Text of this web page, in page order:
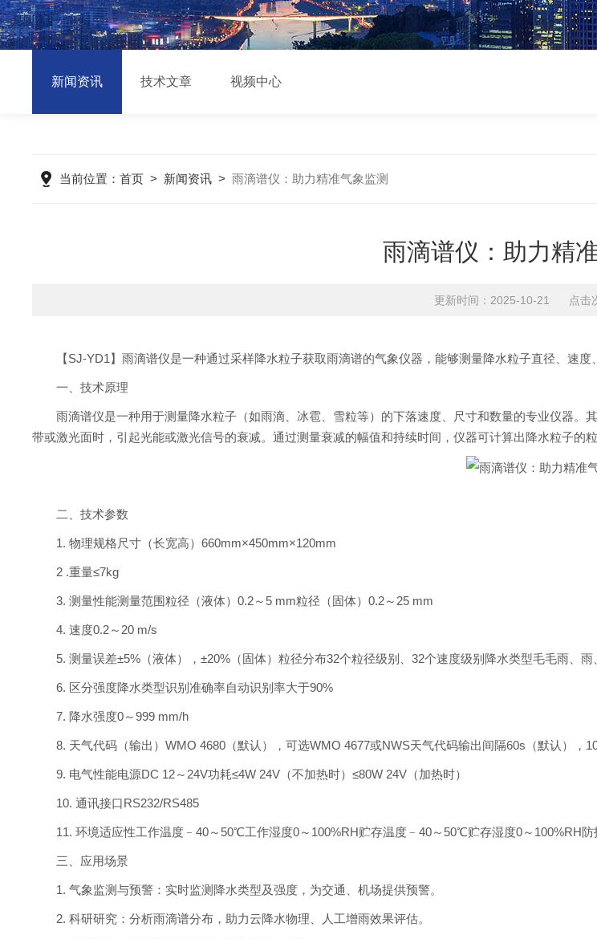
新闻资讯 技术文章 视频中心
当前位置：首页 > 新闻资讯 >雨滴谱仪：助力精准气象监测
雨滴谱仪：助力精
更新时间：2025-10-21 点击
【SJ-YD1】雨滴谱仪是一种通过采样降水粒子获取雨滴谱的气象仪器，能够测量降水粒子直径、速
一、技术原理
雨滴谱仪是一种用于测量降水粒子（如雨滴、冰雹、雪粒等）的下落速度、尺寸和数量的专业仪器
带或激光面时，引起光能或激光信号的衰减。通过测量衰减的幅值和持续时间，仪器可计算出降水粒子的
二、技术参数
1. 物理规格尺寸（长宽高）660mm×450mm×120mm
2 .重量≤7kg
3. 测量性能测量范围粒径（液体）0.2～5 mm粒径（固体）0.2～25 mm
4. 速度0.2～20 m/s
5. 测量误差±5%（液体），±20%（固体）粒径分布32个粒径级别、32个速度级别降水类型毛毛雨、雨
6. 区分强度降水类型识别准确率自动识别率大于90%
7. 降水强度0～999 mm/h
8. 天气代码（输出）WMO 4680（默认），可选WMO 4677或NWS天气代码输出间隔60s（默认），
9. 电气性能电源DC 12～24V功耗≤4W 24V（不加热时）≤80W 24V（加热时）
10. 通讯接口RS232/RS485
11. 环境适应性工作温度﹣40～50℃工作湿度0～100%RH贮存温度﹣40～50℃贮存湿度0～100%RH防
三、应用场景
1. 气象监测与预警：实时监测降水类型及强度，为交通、机场提供预警。
2. 科研研究：分析雨滴谱分布，助力云降水物理、人工增雨效果评估。